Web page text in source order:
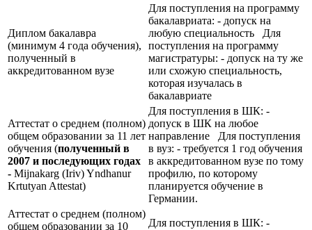
Диплом бакалавра
(минимум 4 года обучения),
полученный в
аккредитованном вузе
Для поступления на программу
бакалавриата: - допуск на
любую специальность Для
поступления на программу
магистратуры: - допуск на ту же
или схожую специальность,
которая изучалась в
бакалавриате
Аттестат о среднем (полном)
общем образовании за 11 лет
обучения (полученный в
2007 и последующих годах
- Mijnakarg (Iriv) Yndhanur
Krtutyan Attestat)
Для поступления в ШК: -
допуск в ШК на любое
направление Для поступления
в вуз: - требуется 1 год обучения
в аккредитованном вузе по тому
профилю, по которому
планируется обучение в
Германии.
Аттестат о среднем (полном)
общем образовании за 10
Для поступления в ШК: -